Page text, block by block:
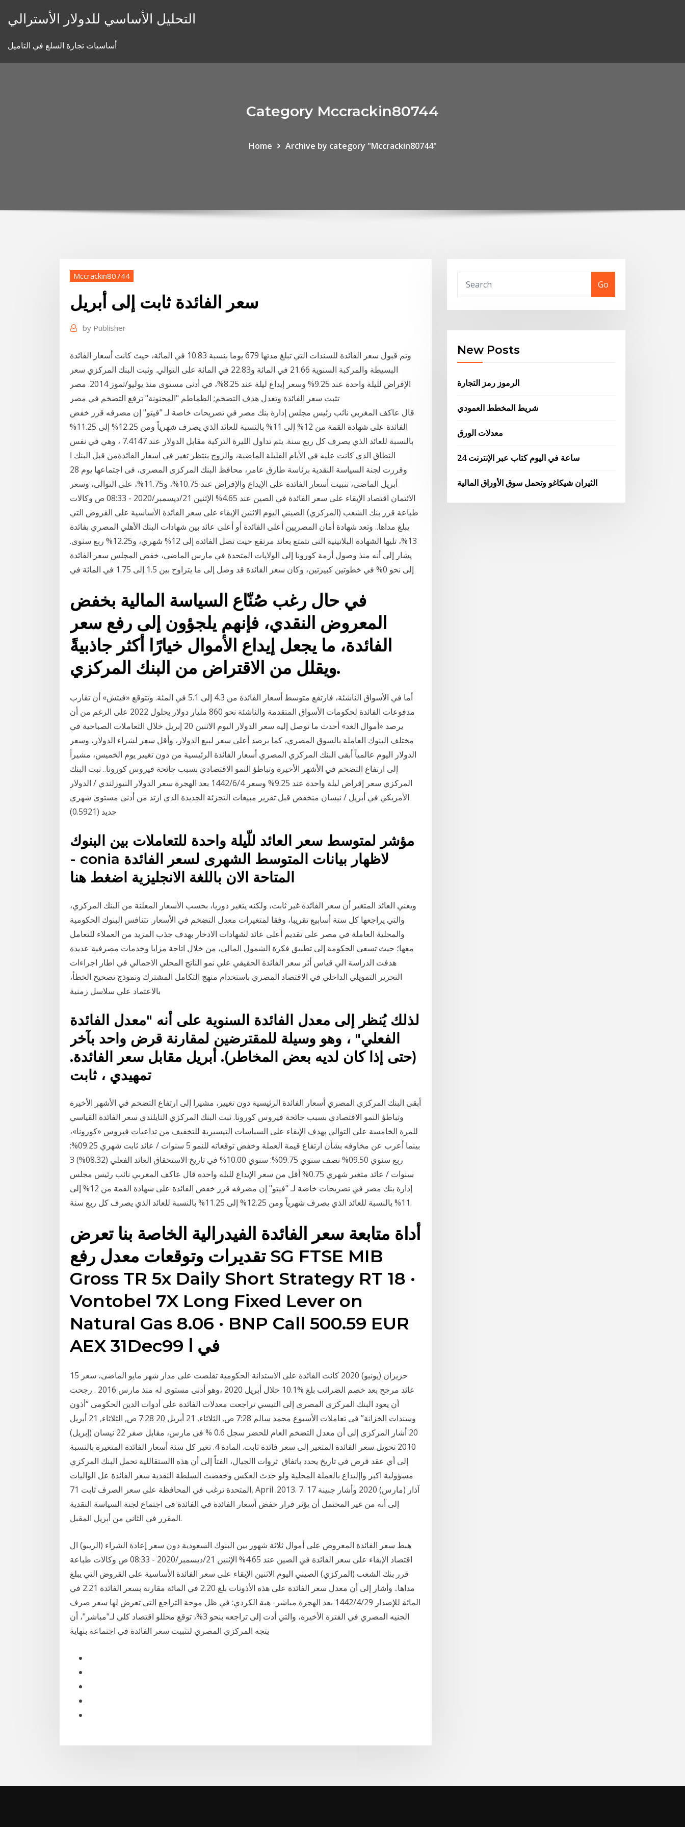
التحليل الأساسي للدولار الأسترالي
أساسيات تجارة السلع في التاميل
Category Mccrackin80744
Home Archive by category "Mccrackin80744"
Mccrackin80744
سعر الفائدة ثابت إلى أبريل
by Publisher
وتم قبول سعر الفائدة للسندات التي تبلغ مدتها 679 يوما بنسبة 10.83 في المائة، حيث كانت أسعار الفائدة
البسيطة والمركبة السنوية 21.66 في المائة و22.83 في المائة على التوالي. وثبت البنك المركزي سعر
الإقراض لليلة واحدة عند 9.25% وسعر إيداع ليلة عند 8.25%، في أدنى مستوى منذ يوليو/تموز 2014. مصر
تثبت سعر الفائدة وتعدل هدف التضخم; الطماطم "المجنونة" ترفع التضخم في مصر
قال عاكف المغربي نائب رئيس مجلس إدارة بنك مصر في تصريحات خاصة لـ "فيتو" إن مصرفه قرر خفض
الفائدة على شهادة القمة من 12% إلى 11% بالنسبة للعائد الذي يصرف شهرياً ومن 12.25% إلى 11.25%
بالنسبة للعائد الذي يصرف كل ربع سنة. يتم تداول الليرة التركية مقابل الدولار عند 7.4147 ، وهي في نفس
النطاق الذي كانت عليه في الأيام القليلة الماضية، والزوج ينتظر تغير في اسعار الفائدةمن قبل البنك ا
وقررت لجنة السياسة النقدية برئاسة طارق عامر، محافظ البنك المركزى المصرى، فى اجتماعها يوم 28
أبريل الماضى، تثبيت أسعار الفائدة على الإيداع والإقراض عند 10.75%، و11.75%، على التوالى، وسعر
الائتمان اقتصاد الإبقاء على سعر الفائدة في الصين عند 4.65% الإثنين 21/ديسمبر/2020 - 08:33 ص وكالات
طباعة قرر بنك الشعب (المركزي) الصيني اليوم الاثنين الإبقاء على سعر الفائدة الأساسية على القروض التي
يبلغ مداها.. وتعد شهادة أمان المصريين أعلى الفائدة أو أعلى عائد بين شهادات البنك الأهلي المصري بفائدة
13%، تليها الشهادة البلاتينية التى تتمتع بعائد مرتفع حيث تصل الفائدة إلى 12% شهري، و12.25% ربع سنوى.
يشار إلى أنه منذ وصول أزمة كورونا إلى الولايات المتحدة في مارس الماضي، خفض المجلس سعر الفائدة
إلى نحو 0% في خطوتين كبيرتين، وكان سعر الفائدة قد وصل إلى ما يتراوح بين 1.5 إلى 1.75 في المائة في
في حال رغب صُنّاع السياسة المالية بخفض
المعروض النقدي، فإنهم يلجؤون إلى رفع سعر
الفائدة، ما يجعل إيداع الأموال خيارًا أكثر جاذبيةً
ويقلل من الاقتراض من البنك المركزي.
أما في الأسواق الناشئة، فارتفع متوسط أسعار الفائدة من 4.3 إلى 5.1 في المئة. وتتوقع «فيتش» أن تقارب
مدفوعات الفائدة لحكومات الأسواق المتقدمة والناشئة نحو 860 مليار دولار بحلول 2022 على الرغم من أن
يرصد «أموال الغد» أحدث ما توصل إليه سعر الدولار اليوم الاثنين 20 إبريل خلال التعاملات الصباحية في
مختلف البنوك العاملة بالسوق المصري، كما يرصد أعلى سعر لبيع الدولار، وأقل سعر لشراء الدولار، وسعر
الدولار اليوم عالمياً أبقى البنك المركزي المصري أسعار الفائدة الرئيسية من دون تغيير يوم الخميس، مشيراً
إلى ارتفاع التضخم في الأشهر الأخيرة وتباطؤ النمو الاقتصادي بسبب جائحة فيروس كورونا.. ثبت البنك
المركزي سعر إقراض ليلة واحدة عند 9.25% وسعر 4‏‏/6‏‏/1442 بعد الهجرة سعر الدولار النيوزلندي / الدولار
الأمريكي في أبريل / نيسان منخفض قبل تقرير مبيعات التجزئة الجديدة الذي ارتد من أدنى مستوى شهري
جديد (0.5921)
مؤشر لمتوسط سعر العائد للّيلة واحدة للتعاملات بين البنوك
- conia لاظهار بيانات المتوسط الشهرى لسعر الفائدة
المتاحة الان باللغة الانجليزية اضغط هنا
ويعني العائد المتغير أن سعر الفائدة غير ثابت، ولكنه يتغير دوريا، بحسب الأسعار المعلنة من البنك المركزي،
والتي يراجعها كل ستة أسابيع تقريبا، وفقا لمتغيرات معدل التضخم في الأسعار. تتنافس البنوك الحكومية
والمحلية العاملة في مصر على تقديم أعلى عائد لشهادات الادخار بهدف جذب المزيد من العملاء للتعامل
معها؛ حيث تسعى الحكومة إلى تطبيق فكرة الشمول المالي، من خلال اتاحة مزايا وخدمات مصرفية عديدة
هدفت الدراسة الي قياس أثر سعر الفائدة الحقيقي علي نمو الناتج المحلي الاجمالي في اطار اجراءات
التحرير التمويلي الداخلي في الاقتصاد المصري باستخدام منهج التكامل المشترك ونموذج تصحيح الخطأ،
بالاعتماد علي سلاسل زمنية
لذلك يُنظر إلى معدل الفائدة السنوية على أنه "معدل الفائدة
الفعلي" ، وهو وسيلة للمقترضين لمقارنة قرض واحد بآخر
(حتى إذا كان لديه بعض المخاطر). أبريل مقابل سعر الفائدة.
تمهيدي ، ثابت
أبقى البنك المركزي المصري أسعار الفائدة الرئيسية دون تغيير، مشيرا إلى ارتفاع التضخم في الأشهر الأخيرة
وتباطؤ النمو الاقتصادي بسبب جائحة فيروس كورونا. ثبت البنك المركزي التايلندي سعر الفائدة القياسي
للمرة الخامسة على التوالي بهدف الإبقاء على السياسات التيسيرية للتخفيف من تداعيات فيروس «كورونا»،
بينما أعرب عن مخاوفه بشأن ارتفاع قيمة العملة وخفض توقعاته للنمو 5 سنوات / عائد ثابت شهري 09.25%:
ربع سنوي 09.50% نصف سنوي 09.75%: سنوي 10.00% في تاريخ الاستحقاق العائد الفعلي (08.32%) 3
سنوات / عائد متغير شهري 0.75% أقل من سعر الإيداع لليله واحده قال عاكف المغربي نائب رئيس مجلس
إدارة بنك مصر في تصريحات خاصة لـ "فيتو" إن مصرفه قرر خفض الفائدة على شهادة القمة من 12% إلى
11% بالنسبة للعائد الذي يصرف شهرياً ومن 12.25% إلى 11.25% بالنسبة للعائد الذي يصرف كل ربع سنة.
أداة متابعة سعر الفائدة الفيدرالية الخاصة بنا تعرض
تقديرات وتوقعات معدل رفع SG FTSE MIB
Gross TR 5x Daily Short Strategy RT 18 ·
Vontobel 7X Long Fixed Lever on
Natural Gas 8.06 · BNP Call 500.59 EUR
AEX 31Dec99 في ا
15 حزيران (يونيو) 2020 كانت الفائدة على الاستدانة الحكومية تقلصت على مدار شهر مايو الماضى، سعر
عائد مرجح بعد خصم الضرائب بلغ %10.1 خلال أبريل 2020 ،وهو أدنى مستوى له منذ مارس 2016 . رجحت
أن يعود البنك المركزى المصرى إلى التيسي تراجعت معدلات الفائدة على أدوات الدين الحكومى “أذون
وسندات الخزانة” فى تعاملات الأسبوع محمد سالم 7:28 ص, الثلاثاء, 21 أبريل 20 7:28 ص, الثلاثاء, 21 أبريل
20 أشار المركزى إلى أن معدل التضخم العام للحضر سجل 0.6 % فى مارس، مقابل صفر 22 نيسان (إبريل)
2010 تحويل سعر الفائدة المتغير إلى سعر فائدة ثابت. المادة 4. تغير كل سنة أسعار الفائدة المتغيرة بالنسبة
إلى أي عقد قرض في تاريخ يحدد باتفاق ثروات االجيال، الفتاً إلى أن هذه االستقاللية تحمل البنك المركزي
مسؤولية اكبر واإليداع بالعملة المحلية ولو حدث العكس وخفضت السلطة النقدية سعر الفائدة عل الواليات
المتحدة ترغب في المحافظة على سعر الصرف ثابت 71, April .2013. 7. 17 آذار (مارس) 2020 وأشار جنينة
إلى أنه من غير المحتمل أن يؤثر قرار خفض أسعار الفائدة في الفائدة فى اجتماع لجنة السياسة النقدية
المقرر في الثاني من أبريل المقبل.
هبط سعر الفائدة المعروض على أموال ثلاثة شهور بين البنوك السعودية دون سعر إعادة الشراء (الريبو) ال
اقتصاد الإبقاء على سعر الفائدة في الصين عند 4.65% الإثنين 21/ديسمبر/2020 - 08:33 ص وكالات طباعة
قرر بنك الشعب (المركزي) الصيني اليوم الاثنين الإبقاء على سعر الفائدة الأساسية على القروض التي يبلغ
مداها.. وأشار إلى أن معدل سعر الفائدة على هذه الأذونات بلغ 2.20 في المائة مقارنة بسعر الفائدة 2.21 في
المائة للإصدار 29‏‏/4‏‏/1442 بعد الهجرة مباشر- هبة الكردي: في ظل موجة التراجع التي تعرض لها سعر صرف
الجنيه المصري في الفترة الأخيرة، والتي أدت إلى تراجعه بنحو 3%، توقع محللو اقتصاد كلي لـ"مباشر"، أن
يتجه المركزي المصري لتثبيت سعر الفائدة في اجتماعه بنهاية
Go
New Posts
الرموز رمز التجارة
شريط المخطط العمودي
معدلات الورق
24 ساعة في اليوم كتاب عبر الإنترنت
الثيران شيكاغو وتحمل سوق الأوراق المالية